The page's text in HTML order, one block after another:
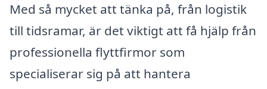
Med så mycket att tänka på, från logistik
till tidsramar, är det viktigt att få hjälp från
professionella flyttfirmor som
specialiserar sig på att hantera